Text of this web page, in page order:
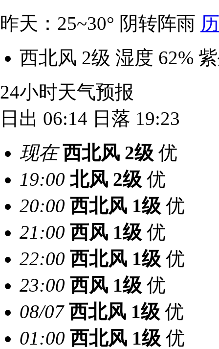
昨天：25~30° 阴转阵雨
西北风 2级 湿度 62%
24小时天气预报
日出 06:14 日落 19:23
现在 西北风 2级 优
19:00 北风 2级 优
20:00 西北风 1级 优
21:00 西风 1级 优
22:00 西北风 1级 优
23:00 西风 1级 优
08/07 西北风 1级 优
01:00 西北风 1级 优